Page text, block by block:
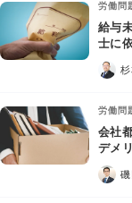
労働問
給与
士に
労働問
会社
デメ